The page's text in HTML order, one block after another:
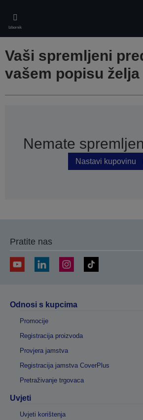
main
content
Izbornik
Vaši spremljeni
vašem popisu želja
Nemate
Nastavi kupovinu
Pratite nas
Odnosi s kupcima
Promocije
Registracija proizvoda
Provjera jamstva
Registracija jamstva CoverPlus
Pretraživanje trgovaca
Uvjeti
Uvjeti korištenja